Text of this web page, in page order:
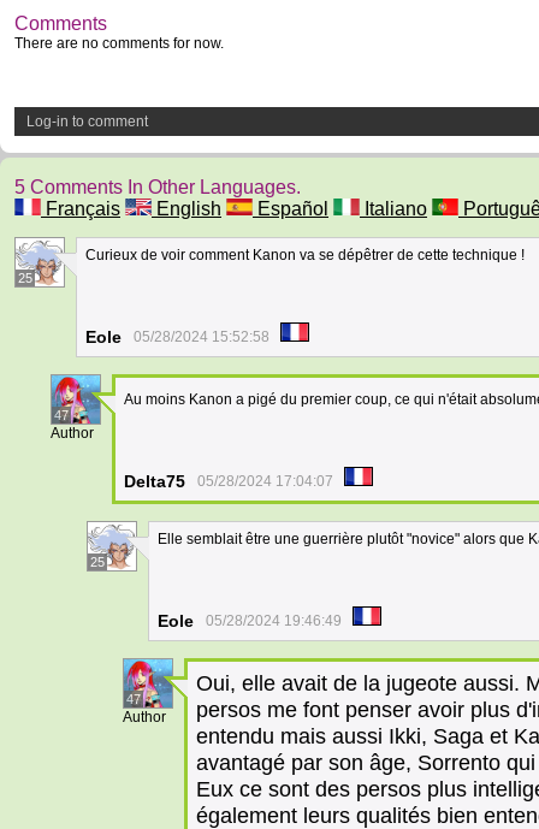
Comments
There are no comments for now.
Log-in to comment
5 Comments In Other Languages.
Français
English Español Italiano
25
Curieux de voir comment Kanon va se dépêtrer de cette technique !
Eole 05/28/2024 15:52:58
47
Author
Au moins Kanon a pigé du premier coup, ce qui n'était
Delta75 05/28/2024 17:04:07
25
Elle semblait être une guerrière plutôt "novice" alors que
Eole 05/28/2024 19:46:49
47
Author
Oui, elle avait de la jugeote aussi.
persos me font penser avoir plus
entendu mais aussi Ikki, Saga et
avantagé par son âge, Sorrento
Eux ce sont des persos plus
également leurs qualités bien